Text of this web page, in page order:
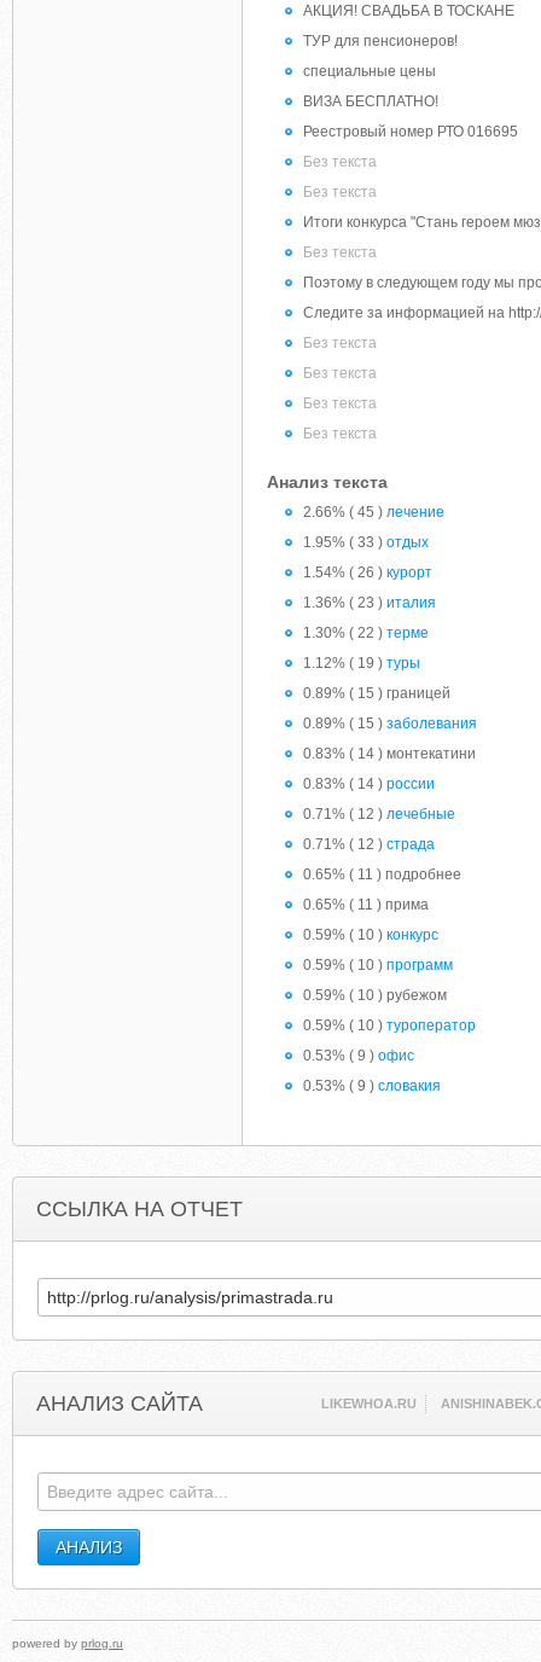
АКЦИЯ! СВАДЬБА В ТОСКАНЕ
ТУР для пенсионеров!
специальные цены
ВИЗА БЕСПЛАТНО!
Реестровый номер РТО 016695
Без текста
Без текста
Итоги конкурса "Стань героем
Без текста
Поэтому в следующем году мы
Следите за информацией на
Без текста
Без текста
Без текста
Без текста
Анализ текста
2.66% ( 45 ) лечение
1.95% ( 33 ) отдых
1.54% ( 26 ) курорт
1.36% ( 23 ) италия
1.30% ( 22 ) терме
1.12% ( 19 ) туры
0.89% ( 15 ) границей
0.89% ( 15 ) заболевания
0.83% ( 14 ) монтекатини
0.83% ( 14 ) россии
0.71% ( 12 ) лечебные
0.71% ( 12 ) страда
0.65% ( 11 ) подробнее
0.65% ( 11 ) прима
0.59% ( 10 ) конкурс
0.59% ( 10 ) программ
0.59% ( 10 ) рубежом
0.59% ( 10 ) туроператор
0.53% ( 9 ) офис
0.53% ( 9 ) словакия
ССЫЛКА НА ОТЧЕТ
АНАЛИЗ САЙТА LIKEWHOA.RU
powered by prlog.ru